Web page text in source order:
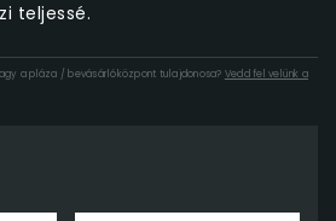
teljessé.
a pláza / bevásárlóközpont tulajdonosa? Vedd fel velünk a